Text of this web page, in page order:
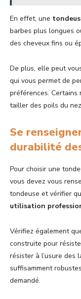
En effet, une
barbes plus longues
des cheveux fins ou
De plus, elle peut
qui vous permet de
préférences. Certains
tailler des poils du
Se
durabilité
Pour choisir une
vous devez vous
tondeuse et vérifier
utilisation
Vérifiez également
construite pour
résister à l’usure des
suffisamment
demandé.